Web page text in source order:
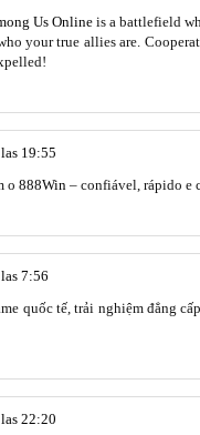
Us Online is a battlefield
your true allies are.
19:55
o 888Win – confiável, rápido e
7:56
quốc tế, trải nghiệm đẳng
22:20